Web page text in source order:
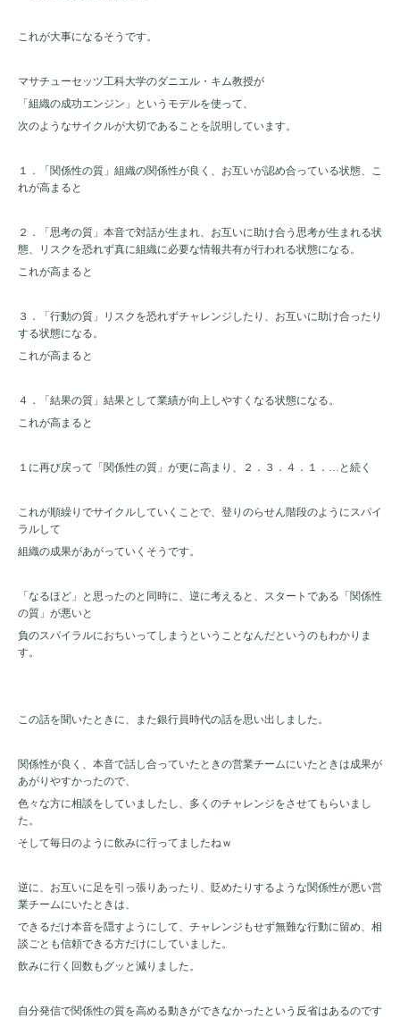
これが大事になるそうです。
マサチューセッツ工科大学のダニエル・キム教授が
「組織の成功エンジン」というモデルを使って、
次のようなサイクルが大切であることを説明しています。
１．「関係性の質」組織の関係性が良く、お互いが認め合っている状態、こ
れが高まると
２．「思考の質」本音で対話が生まれ、お互いに助け合う思考が生まれる状
態、リスクを恐れず真に組織に必要な情報共有が行われる状態になる。
これが高まると
３．「行動の質」リスクを恐れずチャレンジしたり、お互いに助け合ったり
する状態になる。
これが高まると
４．「結果の質」結果として業績が向上しやすくなる状態になる。
これが高まると
１に再び戻って「関係性の質」が更に高まり、２．３．４．１．…と続く
これが順繰りでサイクルしていくことで、登りのらせん階段のようにスパイ
ラルして
組織の成果があがっていくそうです。
「なるほど」と思ったのと同時に、逆に考えると、スタートである「関係性
の質」が悪いと
負のスパイラルにおちいってしまうということなんだというのもわかりま
す。
この話を聞いたときに、また銀行員時代の話を思い出しました。
関係性が良く、本音で話し合っていたときの営業チームにいたときは成果が
あがりやすかったので、
色々な方に相談をしていましたし、多くのチャレンジをさせてもらいまし
た。
そして毎日のように飲みに行ってましたねｗ
逆に、お互いに足を引っ張りあったり、貶めたりするような関係性が悪い営
業チームにいたときは、
できるだけ本音を隠すようにして、チャレンジもせず無難な行動に留め、相
談ごとも信頼できる方だけにしていました。
飲みに行く回数もグッと減りました。
自分発信で関係性の質を高める動きができなかったという反省はあるのです